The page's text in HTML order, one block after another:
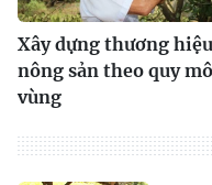
Xây dựng thương hiệu
nông sản theo quy mô
vùng